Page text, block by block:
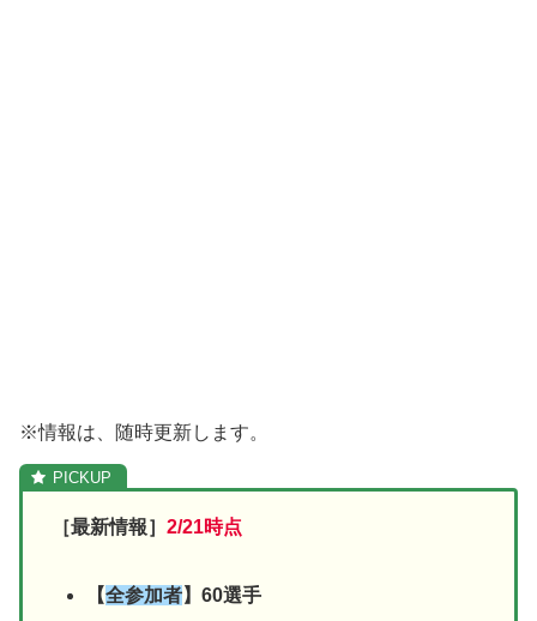
※情報は、随時更新します。
［最新情報］ 2/21時点
【全参加者】60選手